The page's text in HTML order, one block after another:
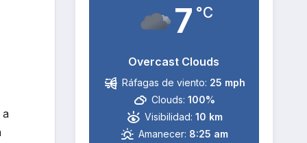
a
7 °C
Overcast Clouds
Ráfagas de viento: 25 mph
Clouds: 100%
Visibilidad: 10 km
Amanecer: 8:25 am